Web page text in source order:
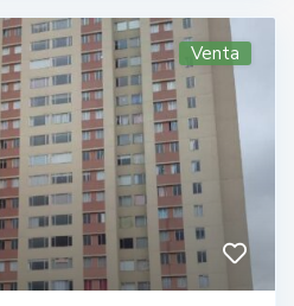
Venta